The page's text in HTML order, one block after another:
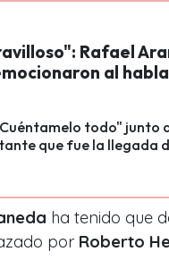
Rafael
al
todo" junto
que fue la llegada
ha tenido que
por Roberto